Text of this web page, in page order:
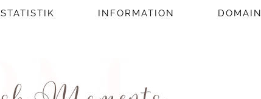
STATISTIK INFORMATION DOMAIN